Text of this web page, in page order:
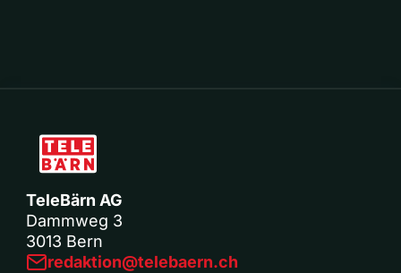
TeleBärn AG
Dammweg 3
3013 Bern
redaktion@telebaern.ch